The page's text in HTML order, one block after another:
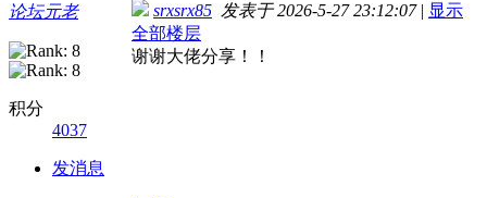
论坛元老
积分
4037
发消息
srxsrx85 发表于 2026-5-27 23:12:07 | 显示
全部楼层
谢谢大佬分享！！